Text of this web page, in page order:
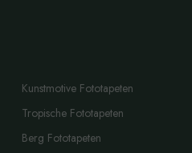
Kunstmotive Fototapeten
Tropische Fototapeten
Berg Fototapeten